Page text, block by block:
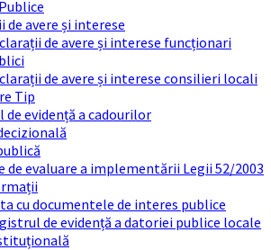
de avere și interese
de avere și interese funcționari
de avere și interese consilieri locali
Tip
de evidență a cadourilor
de evaluare a implementării Legii 52/2003
cu documentele de interes publice
de evidență a datoriei publice locale